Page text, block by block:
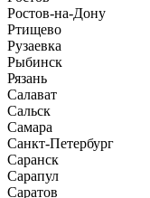
Ростов-на-Дону
Ртищево
Рузаевка
Рыбинск
Рязань
Салават
Сальск
Самара
Санкт-Петербург
Саранск
Сарапул
Саратов